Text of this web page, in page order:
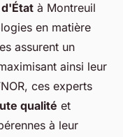
à Montreuil
en matière
assurent un
ainsi leur
ces experts
qualité et
à leur